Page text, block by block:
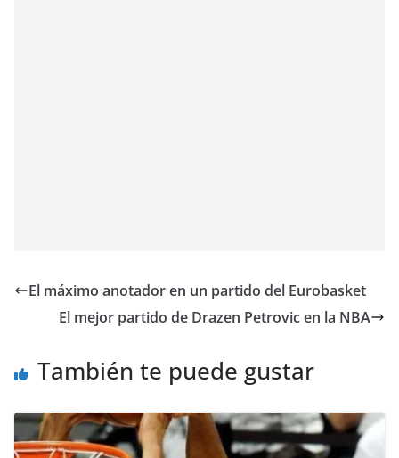
El máximo anotador en un partido del Eurobasket
El mejor partido de Drazen Petrovic en la NBA
También te puede gustar